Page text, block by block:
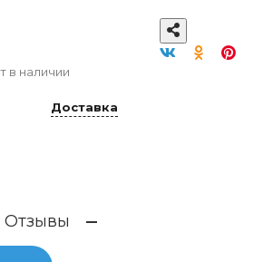
в наличии
Доставка
Отзывы